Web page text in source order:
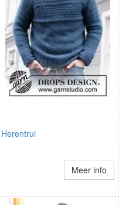
Herentrui
Meer info